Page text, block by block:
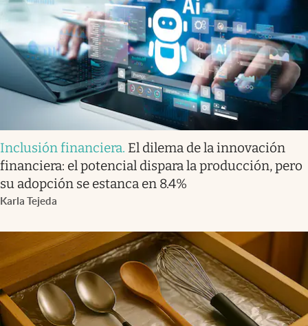
Inclusión financiera. El dilema de la innovación
financiera: el potencial dispara la producción, pero
su adopción se estanca en 8.4%
Karla Tejeda